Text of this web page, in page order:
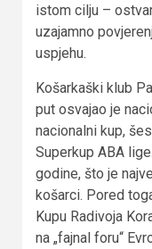
istom cilju –
uzajamno
uspjehu.
Košarkaški klub
put osvajao je
nacionalni kup,
Superkup ABA
godine, što je
košarci. Pored
Kupu Radivoja
na „fajnal foru“